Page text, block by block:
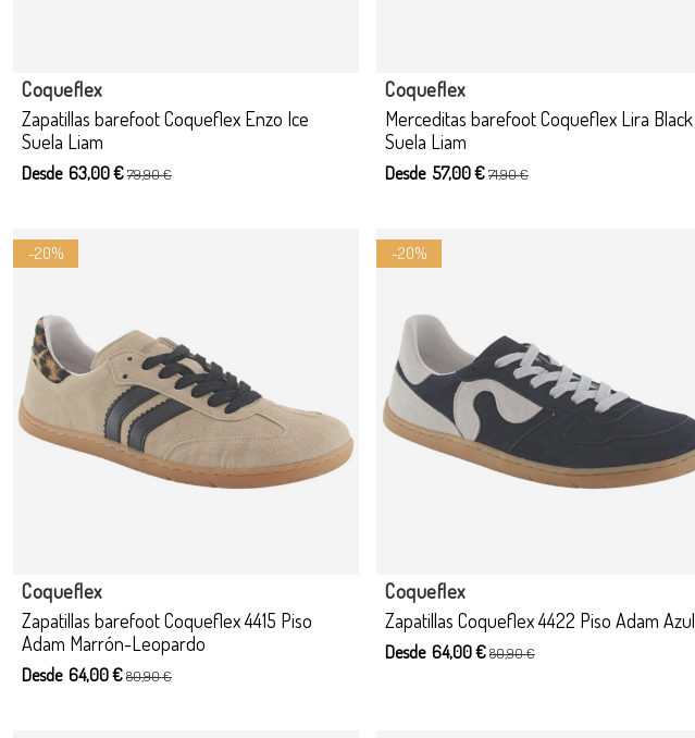
Zapatillas barefoot Coqueflex Enzo Ice
Suela Liam
Coqueflex
Desde 63,00 €79,90 €
Merceditas barefoot Coqueflex Lira Black
Suela Liam
Coqueflex
Desde 57,00 €71,90 €
-20%
Zapatillas barefoot Coqueflex 4415 Piso
Adam Marrón-Leopardo
Coqueflex
Desde 64,00 €80,90 €
-20%
Zapatillas Coqueflex 4422 Piso Adam Azul
Coqueflex
Desde 64,00 €80,90 €